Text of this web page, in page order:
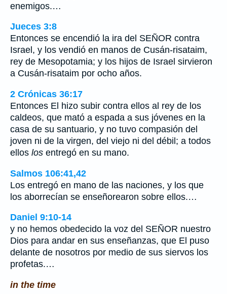
enemigos.…
Jueces 3:8
Entonces se encendió la ira del SEÑOR contra
Israel, y los vendió en manos de Cusán-risataim,
rey de Mesopotamia; y los hijos de Israel sirvieron
a Cusán-risataim por ocho años.
2 Crónicas 36:17
Entonces El hizo subir contra ellos al rey de los
caldeos, que mató a espada a sus jóvenes en la
casa de su santuario, y no tuvo compasión del
joven ni de la virgen, del viejo ni del débil; a todos
ellos los entregó en su mano.
Salmos 106:41,42
Los entregó en mano de las naciones, y los que
los aborrecían se enseñorearon sobre ellos.…
Daniel 9:10-14
y no hemos obedecido la voz del SEÑOR nuestro
Dios para andar en sus enseñanzas, que El puso
delante de nosotros por medio de sus siervos los
profetas.…
in the time